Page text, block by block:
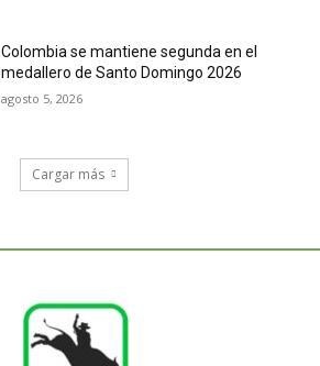
Colombia se mantiene segunda en el
medallero de Santo Domingo 2026
agosto 5, 2026
Cargar más